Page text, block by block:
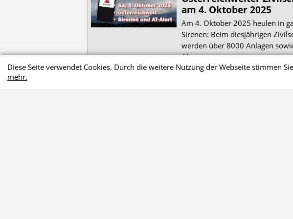
am 4. Oktober 2025
Am 4. Oktober 2025 heulen in
Sirenen: Beim diesjährigen
werden über 8000 Anlagen
Alert getestet.
Diese Seite verwendet Cookies. Durch die weitere Nutzung der Webseite stimmen
mehr.